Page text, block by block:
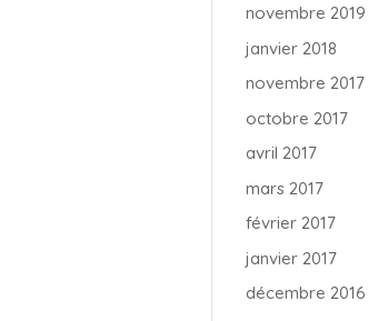
novembre 2019
janvier 2018
novembre 2017
octobre 2017
avril 2017
mars 2017
février 2017
janvier 2017
décembre 2016